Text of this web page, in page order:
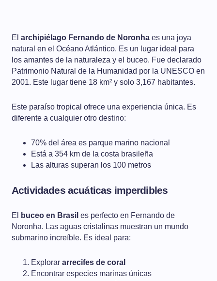
El archipiélago Fernando de Noronha es una joya
natural en el Océano Atlántico. Es un lugar ideal para
los amantes de la naturaleza y el buceo. Fue declarado
Patrimonio Natural de la Humanidad por la UNESCO en
2001. Este lugar tiene 18 km² y solo 3,167 habitantes.
Este paraíso tropical ofrece una experiencia única. Es
diferente a cualquier otro destino:
70% del área es parque marino nacional
Está a 354 km de la costa brasileña
Las alturas superan los 100 metros
Actividades acuáticas imperdibles
El buceo en Brasil es perfecto en Fernando de
Noronha. Las aguas cristalinas muestran un mundo
submarino increíble. Es ideal para:
Explorar arrecifes de coral
Encontrar especies marinas únicas